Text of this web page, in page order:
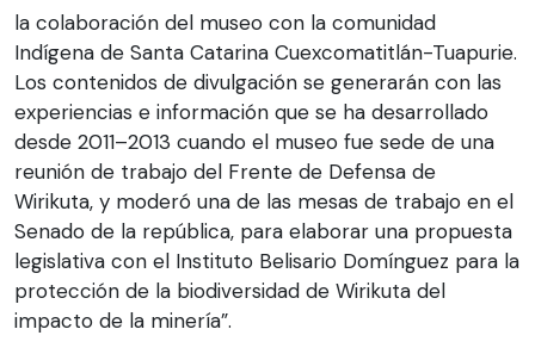
la colaboración del museo con la comunidad
Indígena de Santa Catarina Cuexcomatitlán-Tuapurie.
Los contenidos de divulgación se generarán con las
experiencias e información que se ha desarrollado
desde 2011–2013 cuando el museo fue sede de una
reunión de trabajo del Frente de Defensa de
Wirikuta, y moderó una de las mesas de trabajo en el
Senado de la república, para elaborar una propuesta
legislativa con el Instituto Belisario Domínguez para la
protección de la biodiversidad de Wirikuta del
impacto de la minería”.